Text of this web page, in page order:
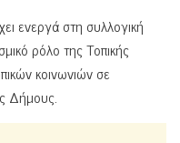
ενεργά στη συλλογική
ρόλο της Τοπικής
κοινωνιών σε
Δήμους.